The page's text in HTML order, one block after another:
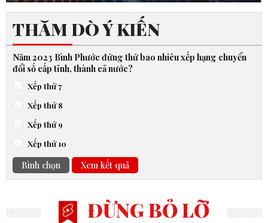
THĂM DÒ Ý KIẾN
Năm 2023 Bình Phước đứng thứ bao nhiêu xếp hạng chuyển
đổi số cấp tỉnh, thành cả nước?
Xếp thứ 7
Xếp thứ 8
Xếp thứ 9
Xếp thứ 10
Bình chọn Xem kết quả
ĐỪNG BỎ LỠ